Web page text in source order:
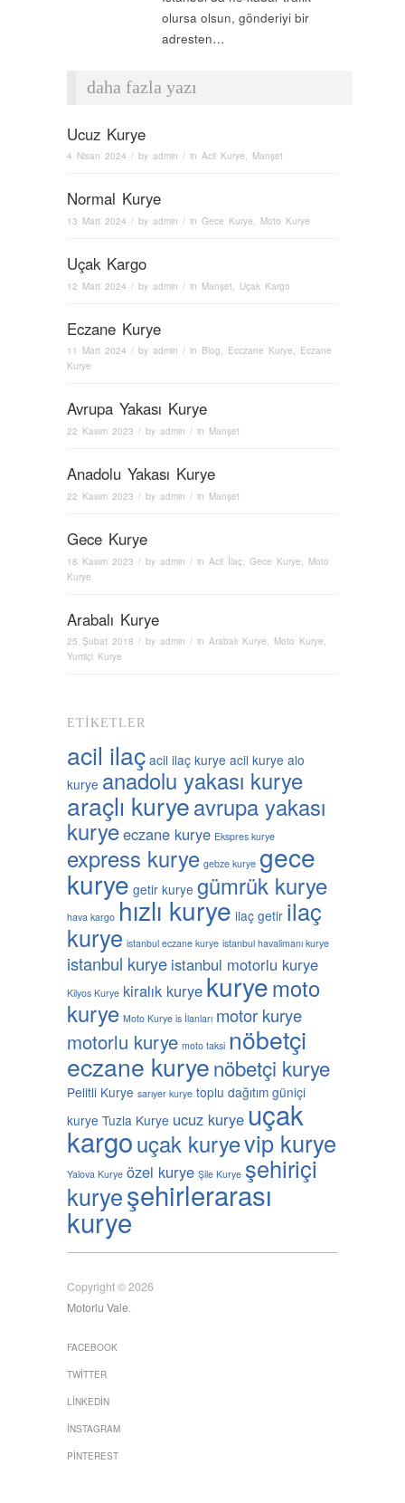
olursa olsun, gönderiyi bir
adresten…
daha fazla yazı
Ucuz Kurye
4 Nisan 2024 / by admin / in Acil Kurye, Manşet
Normal Kurye
13 Mart 2024 / by admin / in Gece Kurye, Moto Kurye
Uçak Kargo
12 Mart 2024 / by admin / in Manşet Uçak Kargo
Eczane Kurye
11 Mart 2024 / by admin / in Blog, Ecczane Kurye, Eczane
Kurye
Avrupa Yakası Kurye
22 Kasım 2023 / by admin / in Manşet
Anadolu Yakası Kurye
22 Kasım 2023 / by admin / in Manşet
Gece Kurye
18 Kasım 2023 / by admin / in Acil İlaç Gece Kurye
Moto
Kurye
Arabalı Kurye
25 Şubat 2018 / by admin / in Arabalı Kurye, Moto Kurye,
Yurtiiçi Kurye
ETIKETLER
acil ilaç acil ilaç kurye acil kurye alo
kurye anadolu yakası kurye
araçlı kuryeavrupa yakası
kuryeeczane kurye Ekspres kurye
express kurye gebze kurye gece
kurye getir kurye gümrük kurye
hava kargo hızlı kurye ilaç getir ilaç
kurye istanbul eczane kurye istanbul havalimanı kurye
istanbul kurye istanbul motorlu kurye
Kilyos Kurye kiralık kurye kuryemoto
kurye Moto Kurye is İlanları motor kurye
motorlu kurye moto taksi nöbetçi
eczane kuryenöbetçi kurye
Pelitli Kurye sarıyer kurye toplu dağıtım güniçi
kurye Tuzla Kurye ucuz kurye uçak
kargouçak kuryevip kurye
Yalova Kurye özel kurye Şile Kurye şehiriçi
kuryeşehirlerarası
kurye
Copyright © 2026
Motorlu Vale.
FACEBOOK
TWITTER
LINKEDIN
İNSTAGRAM
PINTEREST